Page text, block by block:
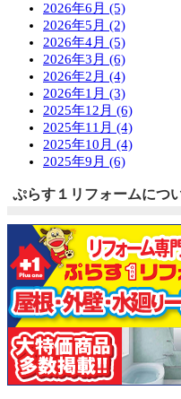
2026年6月 (5)
2026年5月 (2)
2026年4月 (5)
2026年3月 (6)
2026年2月 (4)
2026年1月 (3)
2025年12月 (6)
2025年11月 (4)
2025年10月 (4)
2025年9月 (6)
ぷらす１リフォームにつ